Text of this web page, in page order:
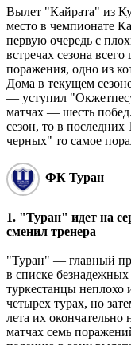
Вылет "Кайрата" из
место в чемпионате
первую очередь с
встречах сезона
поражения, одно из
Дома в текущем
― уступил
матчах ― шесть
сезон, то в
черных" то самое
ФК Туран
1. "Туран" идет на
сменил тренера
"Туран" ― главный
в списке
туркестанцы неплохо
четырех турах, но
лета их
матчах семь